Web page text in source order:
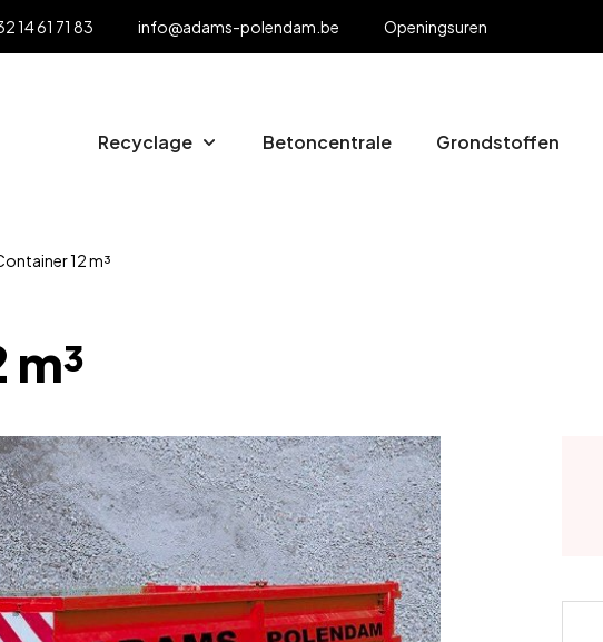
14 61 71 83 info@adams-polendam.be Openingsuren
Recyclage Betoncentrale Grondstoffen
12 m³
m³